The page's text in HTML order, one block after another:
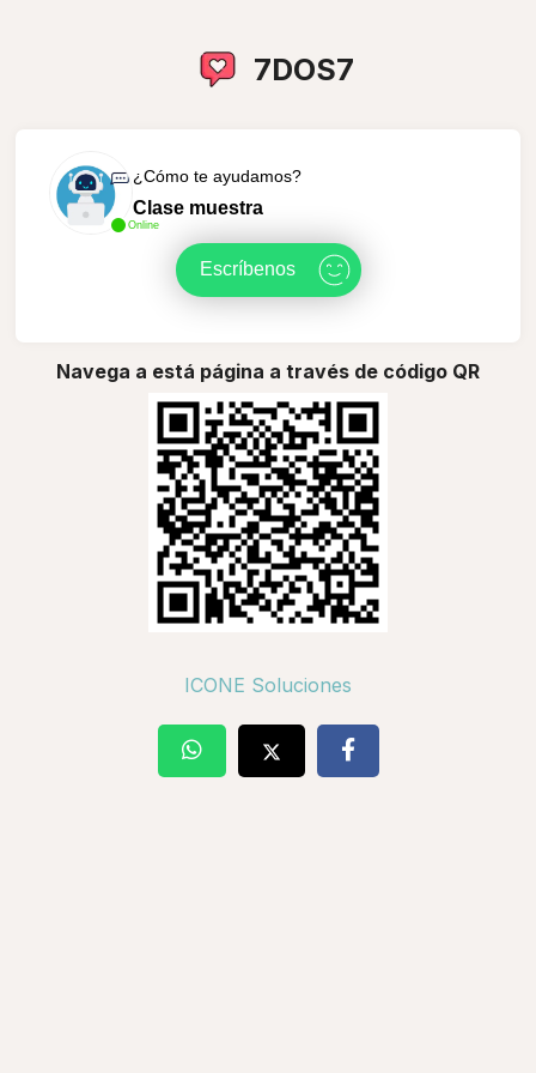
7DOS7
Online
¿Cómo te ayudamos?
Clase muestra
Escríbenos
Navega a está página a través de código QR
ICONE Soluciones